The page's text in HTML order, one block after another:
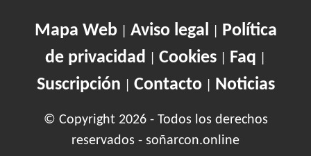
Mapa Web| Aviso legal
Política
de privacidad
Cookies Faq
Suscripción Contacto| Noticias
© Copyright 2026 - Todos los derechos
reservados - soñarcon.online